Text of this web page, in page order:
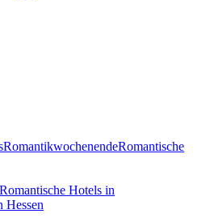
RomantikwochenendeRomantische
Romantische Hotels in
Hessen